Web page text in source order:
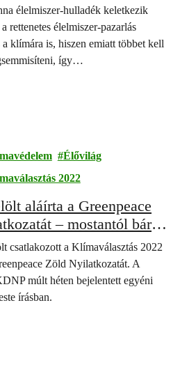
élelmiszer-hulladék keletkezik
rettenetes élelmiszer-pazarlás
klímára is, hiszen emiatt többet kell
így…
Élővilág
2022
aláírta a Greenpeace
– mostantól bárki
csatlakozott a Klímaválasztás 2022
Zöld Nyilatkozatát. A
múlt héten bejelentett egyéni
írásban.